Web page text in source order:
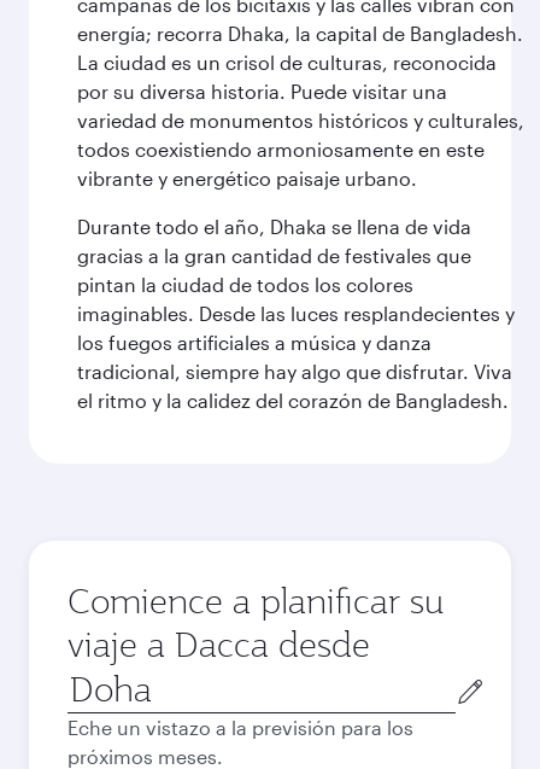
energía; recorra Dhaka, la capital de Bangladesh.
La ciudad es un crisol de culturas, reconocida
por su diversa historia. Puede visitar una
variedad de monumentos históricos y culturales,
todos coexistiendo armoniosamente en este
vibrante y energético paisaje urbano.
Durante todo el año, Dhaka se llena de vida
gracias a la gran cantidad de festivales que
pintan la ciudad de todos los colores
imaginables. Desde las luces resplandecientes y
los fuegos artificiales a música y danza
tradicional, siempre hay algo que disfrutar. Viva
el ritmo y la calidez del corazón de Bangladesh.
Comience a planificar su
viaje a Dacca desde
Ciudad
de
salida
Eche un vistazo a la previsión para los
próximos meses.